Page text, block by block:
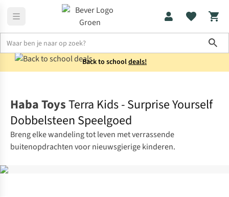
Back to schooldeals!
Haba ToysTerra Kids - Surprise Yourself
Dobbelsteen Speelgoed
Breng elke wandeling tot leven met verrassende
buitenopdrachten voor nieuwsgierige kinderen.